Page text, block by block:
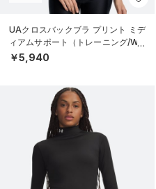
UAクロスバックブラ プリント ミデ
ィアムサポート（トレーニング/WO
MEN）
￥5,940